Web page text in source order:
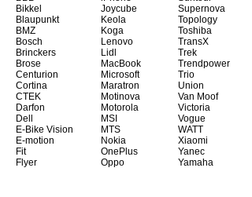
Bikkel
Blaupunkt
BMZ
Bosch
Brinckers
Brose
Centurion
Cortina
CTEK
Darfon
Dell
E-Bike Vision
E-motion
Fit
Flyer
Joycube
Keola
Koga
Lenovo
Lidl
MacBook
Microsoft
Maratron
Motinova
Motorola
MSI
MTS
Nokia
OnePlus
Oppo
Supernova
Topology
Toshiba
TransX
Trek
Trendpower
Trio
Union
Van Moof
Victoria
Vogue
WATT
Xiaomi
Yanec
Yamaha